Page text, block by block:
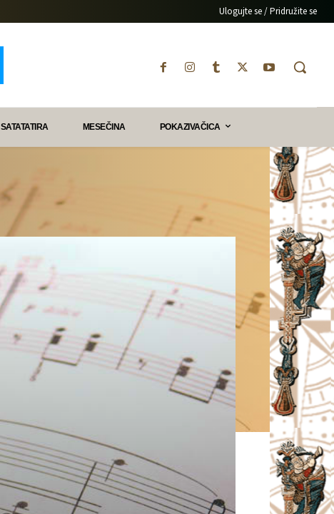
Ulogujte se / Pridružite se
SATATATIRA MESEČINA POKAZIVAČICA